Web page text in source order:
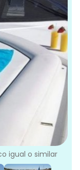
igual o similar